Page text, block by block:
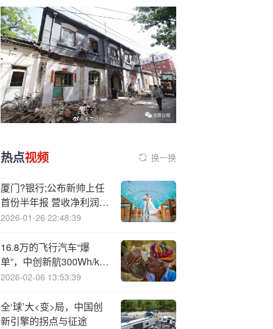
热点视频 换一换
厦门?银行;公布新帅上任
首份半年报 营收净利润双
降不及2022年同期水平
2026-01-26 22:48:39
16.8万的飞行汽车“爆
单”，中创新航300Wh/kg
电池上天！
2026-02-06 13:53:39
全‘球’大<变>局，中国创
新引擎的拐点与征途